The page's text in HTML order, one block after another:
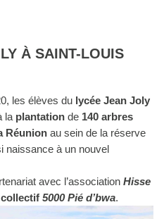
À SAINT-LOUIS
les élèves du lycée Jean Joly
la plantation de 140 arbres
Réunion au sein de la réserve
naissance à un nouvel
avec l’association Hisse
collectif 5000 Pié d’bwa.